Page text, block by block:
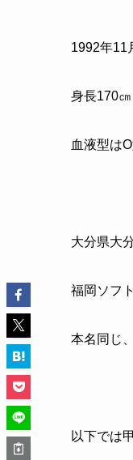
1992年11
身長170㎝
血液型は
大分県大
福岡ソフ
本名同じ
以下では